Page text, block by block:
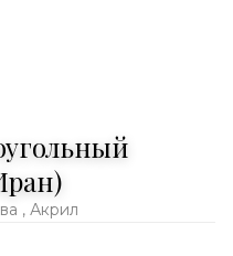
, Акрил